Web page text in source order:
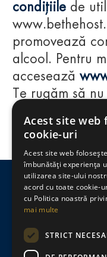
Regulamente
consumă-
Politica de
condițiile de
promovează
alcool. Pentru
accesează
Te rugăm să
acestui
împlinit vârsta
Acest site web
cookie-uri
Acest site web
îmbunătăți experiența
utilizarea site-ului
acord cu toate cookie-
cu Politica noastră
mai multe
STRICT